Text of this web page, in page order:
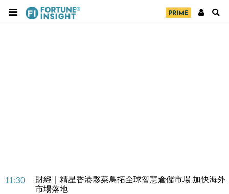
11:30
財經｜精星香港夥菜鳥拓全球智慧倉儲市場 加快海外
市場落地